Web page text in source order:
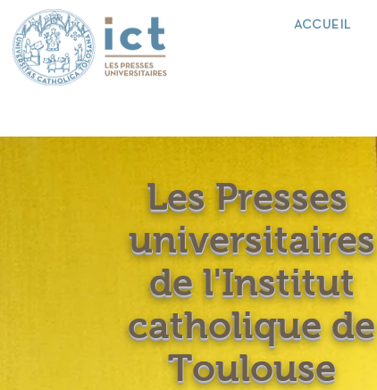
ACCUEIL
Les Presses
universitaires
de l'Institut
catholique de
Toulouse